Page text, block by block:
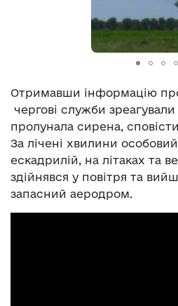
Отримавши інформацію
чергові служби
пролунала сирена,
За лічені хвилини
ескадрилій, на літаках та
здійнявся у повітря та
запасний аеродром.